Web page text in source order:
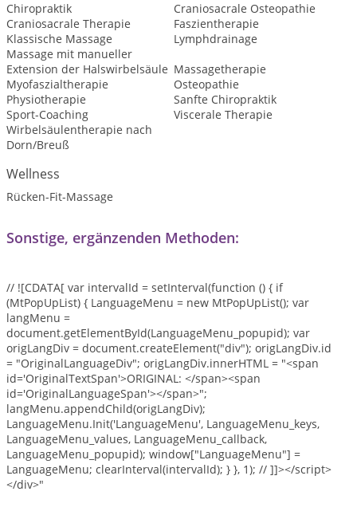
Chiropraktik
Craniosacrale Osteopathie
Craniosacrale Therapie
Faszientherapie
Klassische Massage
Lymphdrainage
Massage mit manueller
Extension der Halswirbelsäule Massagetherapie
Myofaszialtherapie
Osteopathie
Physiotherapie
Sanfte Chiropraktik
Sport-Coaching
Viscerale Therapie
Wirbelsäulentherapie nach
Dorn/Breuß
Wellness
Rücken-Fit-Massage
Sonstige, ergänzenden Methoden:
// ![CDATA[ var intervalId = setInterval(function () { if
(MtPopUpList) { LanguageMenu = new MtPopUpList(); var
langMenu =
document.getElementById(LanguageMenu_popupid); var
origLangDiv = document.createElement("div"); origLangDiv.id
= "OriginalLanguageDiv"; origLangDiv.innerHTML = "<span
id='OriginalTextSpan'>ORIGINAL: </span><span
id='OriginalLanguageSpan'></span>";
langMenu.appendChild(origLangDiv);
LanguageMenu.Init('LanguageMenu', LanguageMenu_keys,
LanguageMenu_values, LanguageMenu_callback,
LanguageMenu_popupid); window["LanguageMenu"] =
LanguageMenu; clearInterval(intervalId); } }, 1); // ]]></script>
</div>"